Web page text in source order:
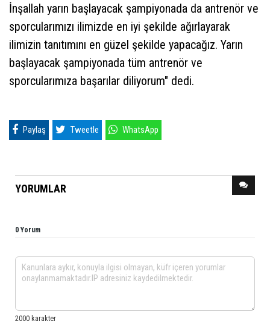
İnşallah yarın başlayacak şampiyonada da antrenör ve
sporcularımızı ilimizde en iyi şekilde ağırlayarak
ilimizin tanıtımını en güzel şekilde yapacağız. Yarın
başlayacak şampiyonada tüm antrenör ve
sporcularımıza başarılar diliyorum" dedi.
Paylaş Tweetle WhatsApp
YORUMLAR
0 Yorum